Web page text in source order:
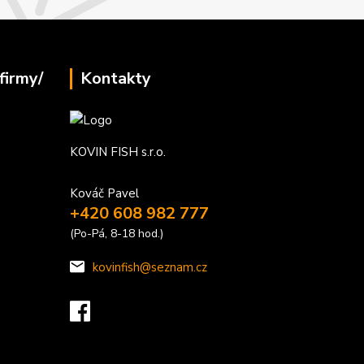
Kontakty
KOVIN FISH s.r.o.
Kováč Pavel
+420 608 982 777
(Po-Pá, 8-18 hod.)
kovinfish@seznam.cz